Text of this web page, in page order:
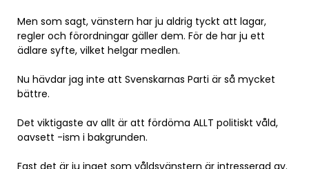
Men som sagt, vänstern har ju aldrig tyckt att lagar,
regler och förordningar gäller dem. För de har ju ett
ädlare syfte, vilket helgar medlen.
Nu hävdar jag inte att Svenskarnas Parti är så mycket
bättre.
Det viktigaste av allt är att fördöma ALLT politiskt våld,
oavsett -ism i bakgrunden.
Fast det är ju inget som våldsvänstern är intresserad av.